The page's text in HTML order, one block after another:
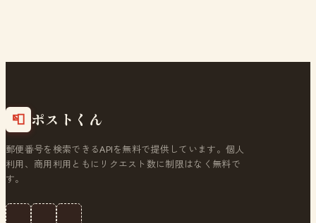
📮 ポストくん
郵便番号を検索できるAPIを無料で提供しています。個人
利用、商用利用ともにリクエスト数に制限はなく無料で
す。